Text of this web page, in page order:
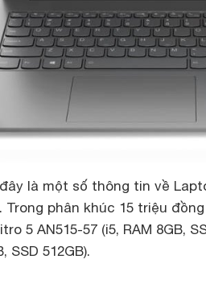
là một số thông tin về
Trong phân khúc 15 triệu
5 AN515-57 (i5, RAM 8GB,
SSD 512GB).